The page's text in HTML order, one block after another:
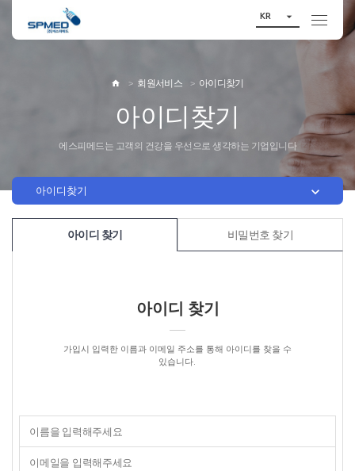
KR 
 회원서비스 아이디찾기
아이디찾기
에스피메드는 고객의 건강을 우선으로 생각하는 기업입니다
아이디찾기 
아이디 찾기 비밀번호 찾기
아이디 찾기
가입시 입력한 이름과 이메일 주소를 통해 아이디를 찾을 수
있습니다.